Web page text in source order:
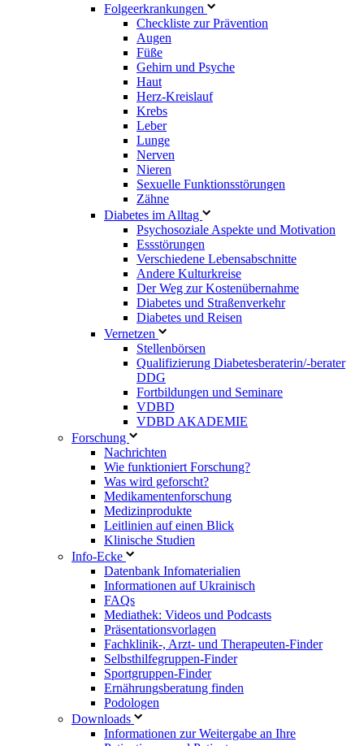
Folgeerkrankungen
Checkliste zur Prävention
Augen
Füße
Gehirn und Psyche
Haut
Herz-Kreislauf
Krebs
Leber
Lunge
Nerven
Nieren
Sexuelle Funktionsstörungen
Zähne
Diabetes im Alltag
Psychosoziale Aspekte und Motivation
Essstörungen
Verschiedene Lebensabschnitte
Andere Kulturkreise
Der Weg zur Kostenübernahme
Diabetes und Straßenverkehr
Diabetes und Reisen
Vernetzen
Stellenbörsen
Qualifizierung Diabetesberaterin/­-berater
DDG
Fortbildungen und Seminare
VDBD
VDBD AKADEMIE
Forschung
Nachrichten
Wie funktioniert Forschung?
Was wird geforscht?
Medikamentenforschung
Medizinprodukte
Leitlinien auf einen Blick
Klinische Studien
Info-Ecke
Datenbank Infomaterialien
Informationen auf Ukrainisch
FAQs
Mediathek: Videos und Podcasts
Präsentationsvorlagen
Fachklinik-, Arzt- und Therapeuten-Finder
Selbsthilfegruppen-Finder
Sportgruppen-Finder
Ernährungsberatung finden
Podologen
Downloads
Informationen zur Weitergabe an Ihre